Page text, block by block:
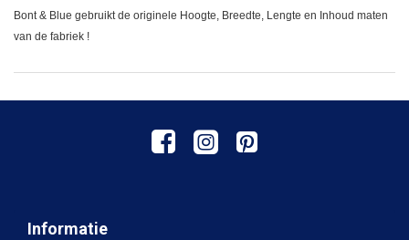
Bont & Blue gebruikt de originele Hoogte, Breedte, Lengte en Inhoud maten
van de fabriek !
Informatie